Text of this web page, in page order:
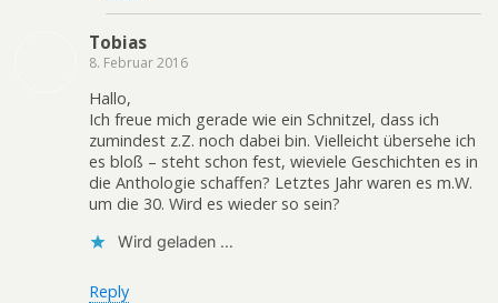
Tobias
8. Februar 2016
Hallo,
Ich freue mich gerade wie ein Schnitzel, dass ich
zumindest z.Z. noch dabei bin. Vielleicht übersehe ich
es bloß – steht schon fest, wieviele Geschichten es in
die Anthologie schaffen? Letztes Jahr waren es m.W.
um die 30. Wird es wieder so sein?
Wird geladen …
Reply